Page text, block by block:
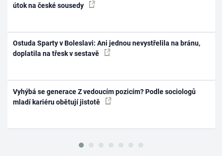
útok na české sousedy
Ostuda Sparty v Boleslavi: Ani jednou nevystřelila na bránu,
doplatila na třesk v sestavě
Vyhýbá se generace Z vedoucím pozicím? Podle sociologů
mladí kariéru obětují jistotě